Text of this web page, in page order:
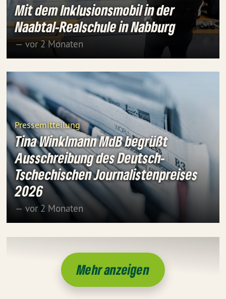
Mit dem Inklusionsmobil in der
Naabtal-Realschule in Nabburg
— vor 2 Monaten
Pressemitteilung
Tina Winklmann MdB begrüßt
Ausschreibung des Deutsch-
Tschechischen Journalistenpreises
2026
— vor 2 Monaten
Mehr anzeigen